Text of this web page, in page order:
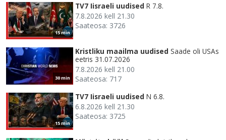
15 min
TV7 Iisraeli uudised R 7.8.
7.8.2026 kell 21.30
Saateosa: 3726
30 min
Kristliku maailma uudised Saade oli USAs
eetris 31.07.2026
7.8.2026 kell 21.00
Saateosa: 717
15 min
TV7 Iisraeli uudised N 6.8.
6.8.2026 kell 21.30
Saateosa: 3725